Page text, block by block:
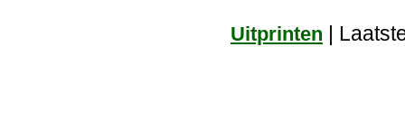
Uitprinten |